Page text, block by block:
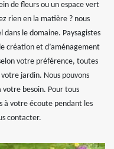
de fleurs ou un espace vert
rien en la matière ? nous
le domaine. Paysagistes
création et d’aménagement
votre préférence, toutes
jardin. Nous pouvons
votre besoin. Pour tous
à votre écoute pendant les
contacter.